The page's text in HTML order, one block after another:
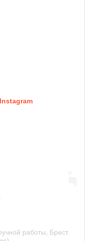
работы, Брест